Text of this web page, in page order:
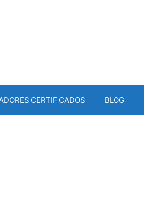
CERTIFICADOS BLOG